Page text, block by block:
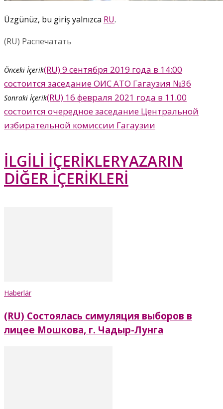
Üzgünüz, bu giriş yalnızca RU.
(RU) Распечатать
Önceki İçerik(RU) 9 сентября 2019 года в 14:00
состоится заседание ОИС АТО Гагаузия №36
Sonraki İçerik(RU) 16 февраля 2021 года в 11.00
состоится очередное заседание Центральной
избирательной комиссии Гагаузии
İLGİLİ İÇERİKLERYAZARIN
DİĞER İÇERİKLERİ
Haberlär
(RU) Состоялась симуляция выборов в
лицее Мошкова, г. Чадыр-Лунга